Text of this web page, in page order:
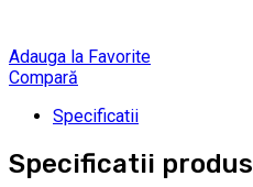
Adauga la Favorite
Compară
Specificatii
Specificatii produs